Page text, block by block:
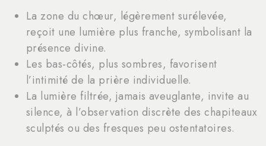
La zone du chœur, légèrement surélevée,
reçoit une lumière plus franche, symbolisant la
présence divine.
Les bas-côtés, plus sombres, favorisent
l’intimité de la prière individuelle.
La lumière filtrée, jamais aveuglante, invite au
silence, à l’observation discrète des chapiteaux
sculptés ou des fresques peu ostentatoires.